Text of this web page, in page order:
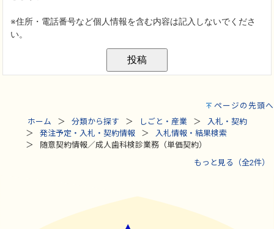
ページの先頭へ
ホーム
分類から探す しごと・産業
入札・契約
発注予定・入札・契約情報
入札情報・結果検索
随意契約情報／成人歯科検診業務（単価契約）
もっと見る（全2件）